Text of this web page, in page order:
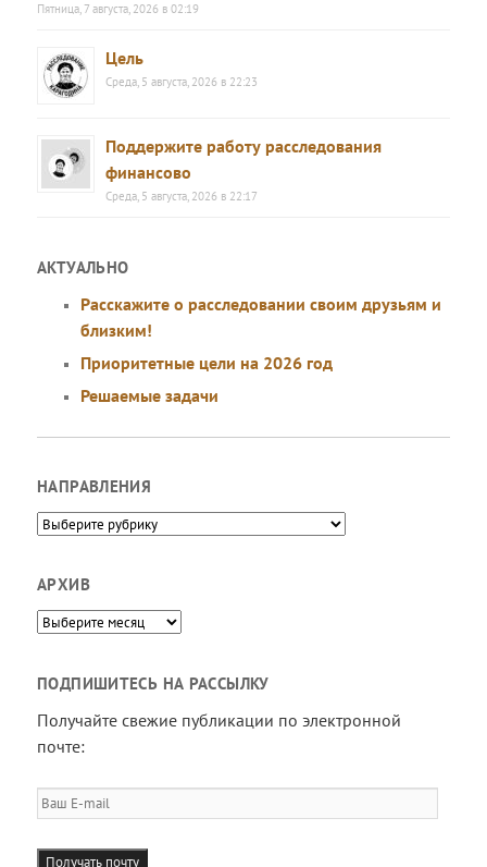
Пятница, 7 августа, 2026 в 02:19
Цель
Среда, 5 августа, 2026 в 22:23
Поддержите работу расследования
финансово
Среда, 5 августа, 2026 в 22:17
АКТУАЛЬНО
Расскажите о расследовании своим друзьям и
близким!
Приоритетные цели на 2026 год
Решаемые задачи
НАПРАВЛЕНИЯ
Направления
АРХИВ
Архив
ПОДПИШИТЕСЬ НА РАССЫЛКУ
Получайте свежие публикации по электронной
почте:
Ваш
E-
mail
Получать почту